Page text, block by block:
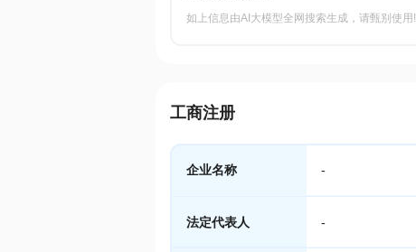
如上信息由AI大模型全网搜索生成，请甄别使用!
工商注册
企业名称 -
法定代表人 -